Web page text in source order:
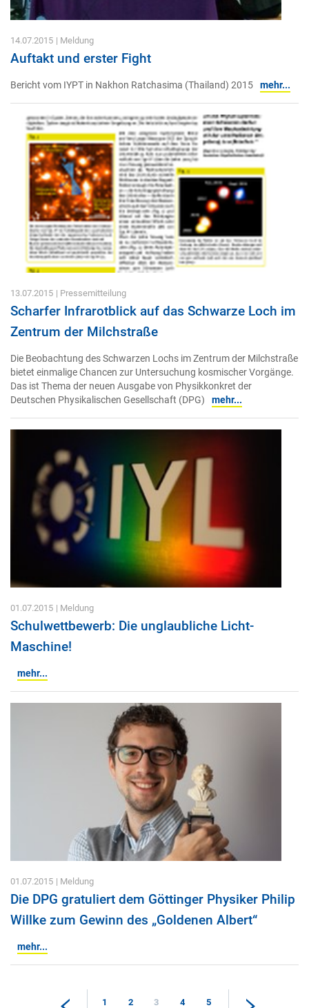
14.07.2015 | Meldung
Auftakt und erster Fight
Bericht vom IYPT in Nakhon Ratchasima (Thailand) 2015 mehr...
13.07.2015 | Pressemitteilung
Scharfer Infrarotblick auf das Schwarze Loch im
Zentrum der Milchstraße
Die Beobachtung des Schwarzen Lochs im Zentrum der Milchstraße
bietet einmalige Chancen zur Untersuchung kosmischer Vorgänge.
Das ist Thema der neuen Ausgabe von Physikkonkret der
Deutschen Physikalischen Gesellschaft (DPG)
mehr...
01.07.2015 | Meldung
Schulwettbewerb: Die unglaubliche Licht-
Maschine!
mehr...
01.07.2015 | Meldung
Die DPG gratuliert dem Göttinger Physiker Philip
Willke zum Gewinn des „Goldenen Albert“
mehr...
1 2 3 4 5